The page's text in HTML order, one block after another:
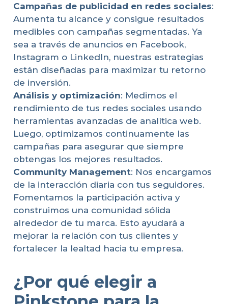
Campañas de publicidad en redes sociales:
Aumenta tu alcance y consigue resultados
medibles con campañas segmentadas. Ya
sea a través de anuncios en Facebook,
Instagram o LinkedIn, nuestras estrategias
están diseñadas para maximizar tu retorno
de inversión.
Análisis y optimización: Medimos el
rendimiento de tus redes sociales usando
herramientas avanzadas de analítica web.
Luego, optimizamos continuamente las
campañas para asegurar que siempre
obtengas los mejores resultados.
Community Management: Nos encargamos
de la interacción diaria con tus seguidores.
Fomentamos la participación activa y
construimos una comunidad sólida
alrededor de tu marca. Esto ayudará a
mejorar la relación con tus clientes y
fortalecer la lealtad hacia tu empresa.
¿Por qué elegir a